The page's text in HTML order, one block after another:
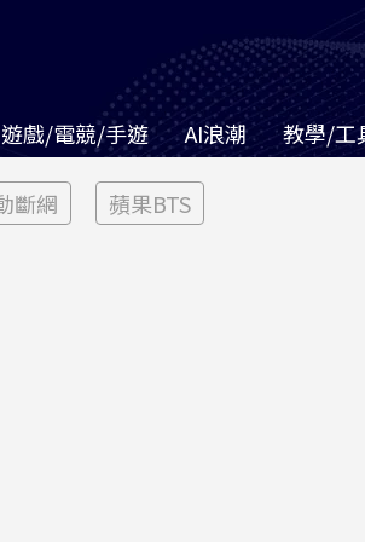
遊戲/電競/手遊 AI浪潮 教學/工
斷網 蘋果BTS